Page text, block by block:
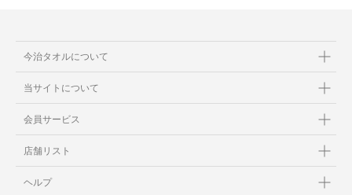
今治タオルについて
当サイトについて
会員サービス
店舗リスト
ヘルプ